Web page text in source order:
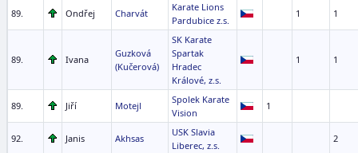
89. Ondřej Charvát
Karate Lions
Pardubice z.s.
1 1
89. Ivana
Guzková
(Kučerová)
SK Karate
Spartak
Hradec
Králové, z.s.
1 1
89. Jiří Motejl
Spolek Karate
Vision
1
92. Janis Akhsas
USK Slavia
Liberec, z.s.
2